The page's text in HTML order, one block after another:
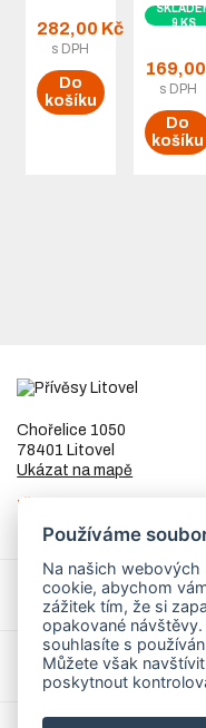
282,00 Kč
s DPH
Do
košíku
9 KS
s DPH
Do
košíku
Chořelice 1050
78401 Litovel
Ukázat na mapě
IČ
DIČCZ8253255307
Přívěsy a
Servis
Používáme
Na našich
cookie, abychom
zážitek tím, že si
opakované návštěvy.
souhlasíte s
Můžete však
poskytnout